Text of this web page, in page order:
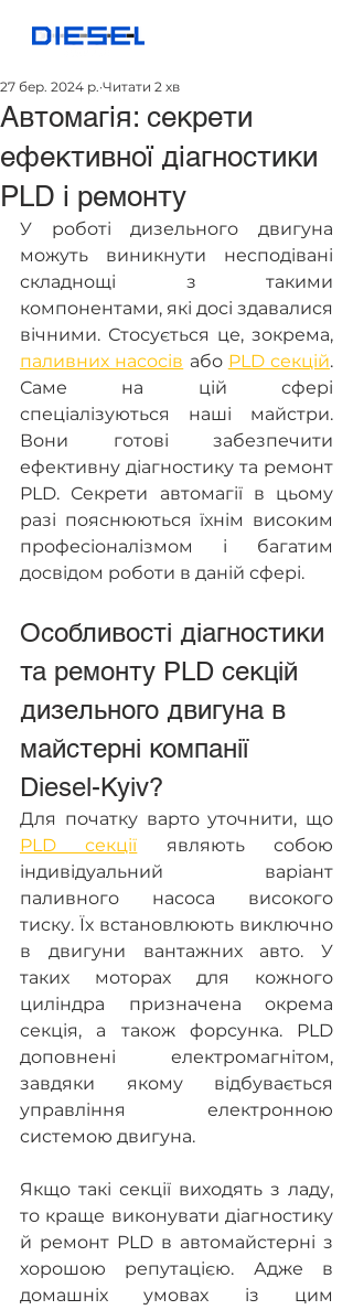
Автомагія: секрети
ефективної діагностики
PLD і ремонту
27 бер. 2024 р. Читати 2 хв
У роботі дизельного двигуна
можуть виникнути несподівані
складнощі з такими
компонентами, які досі здавалися
паливних насосів або PLD секцій.
Саме на цій сфері
спеціалізуються наші майстри.
Вони готові забезпечити
ефективну діагностику та ремонт
PLD. Секрети автомагії в цьому
разі пояснюються їхнім високим
професіоналізмом і багатим
досвідом роботи в даній сфері.
Особливості діагностики
та ремонту PLD секцій
дизельного двигуна в
майстерні компанії
Diesel-Kyiv?
PLD секції являють собою
індивідуальний варіант
паливного насоса високого
тиску. Їх встановлюють виключно
в двигуни вантажних авто. У
таких моторах для кожного
циліндра призначена окрема
секція, а також форсунка. PLD
доповнені електромагнітом,
завдяки якому відбувається
управління електронною
системою двигуна.
Якщо такі секції виходять з ладу,
то краще виконувати діагностику
й ремонт PLD в автомайстерні з
хорошою репутацією. Адже в
домашніх умовах із цим